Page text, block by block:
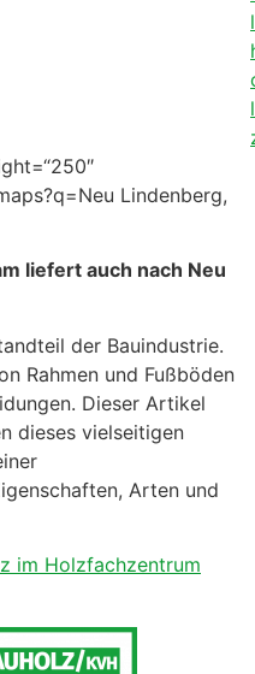
l
l
Lindenberg,
liefert auch nach Neu
der Bauindustrie.
Rahmen und Fußböden
Dieser Artikel
dieses vielseitigen
Arten und
im Holzfachzentrum